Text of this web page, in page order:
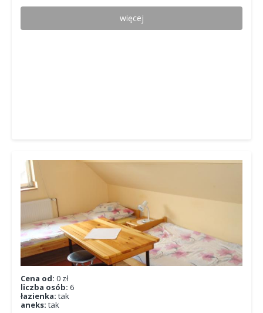
więcej
Cena od: 0 zł
liczba osób: 6
łazienka: tak
aneks: tak